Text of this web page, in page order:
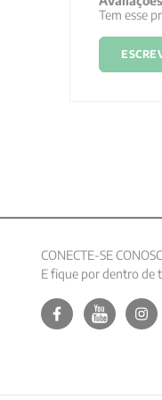
Tem esse
CONECTE-SE
E fique por dentro de